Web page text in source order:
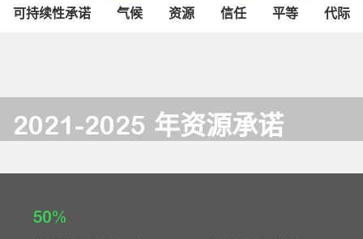
可持续性承诺 气候 资源 信任 平等 代际
2021-2025 年资源承诺
50%